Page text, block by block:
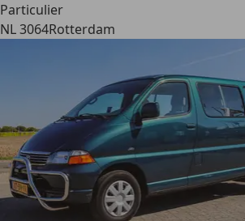
Particulier
NL 3064Rotterdam